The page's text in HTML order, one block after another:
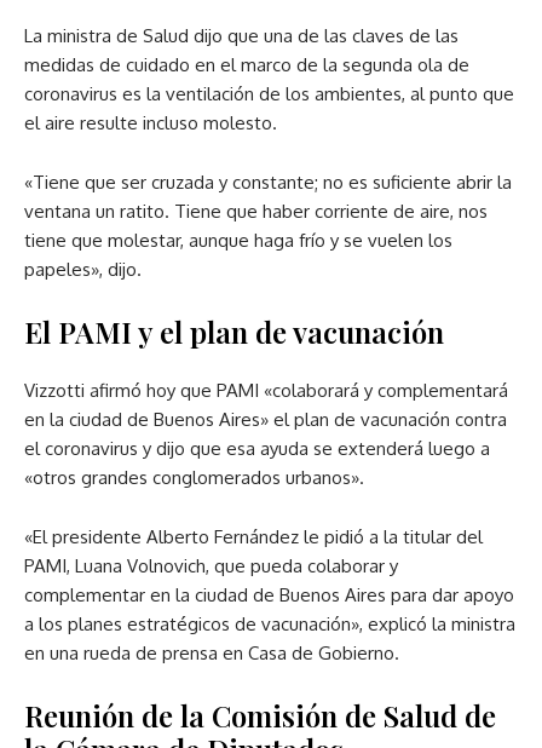
La ministra de Salud dijo que una de las claves de las
medidas de cuidado en el marco de la segunda ola de
coronavirus es la ventilación de los ambientes, al punto que
el aire resulte incluso molesto.
«Tiene que ser cruzada y constante; no es suficiente abrir la
ventana un ratito. Tiene que haber corriente de aire, nos
tiene que molestar, aunque haga frío y se vuelen los
papeles», dijo.
El PAMI y el plan de vacunación
Vizzotti afirmó hoy que PAMI «colaborará y complementará
en la ciudad de Buenos Aires» el plan de vacunación contra
el coronavirus y dijo que esa ayuda se extenderá luego a
«otros grandes conglomerados urbanos».
«El presidente Alberto Fernández le pidió a la titular del
PAMI, Luana Volnovich, que pueda colaborar y
complementar en la ciudad de Buenos Aires para dar apoyo
a los planes estratégicos de vacunación», explicó la ministra
en una rueda de prensa en Casa de Gobierno.
Reunión de la Comisión de Salud de